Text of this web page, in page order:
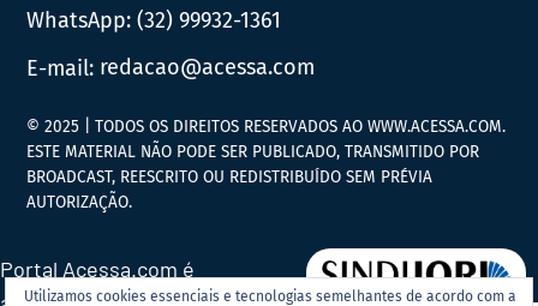
WhatsApp:(32) 99932-1361
E-mail: redacao@acessa.com
Utilizamos cookies essenciais e tecnologias semelhantes de acordo com a
© 2025 | TODOS OS DIREITOS RESERVADOS AO WWW.ACESSA.COM.
ESTE MATERIAL NÃO PODE SER PUBLICADO, TRANSMITIDO POR
BROADCAST, REESCRITO OU REDISTRIBUÍDO SEM PRÉVIA
AUTORIZAÇÃO.
Portal Acessa.com é